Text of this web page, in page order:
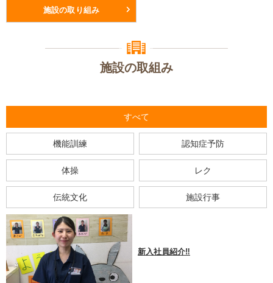
施設の取り組み
施設の取組み
すべて
機能訓練 認知症予防
体操 レク
伝統文化 施設行事
新入社員紹介‼